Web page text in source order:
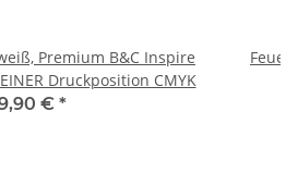
Premium B&C Inspire
Druckposition CMYK
€ *